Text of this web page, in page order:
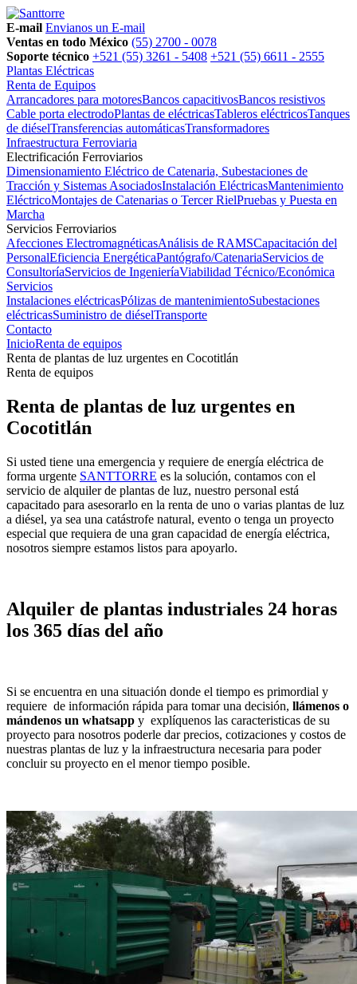
E-mail Envianos un E-mail
Ventas en todo México (55) 2700 - 0078
Soporte técnico +521 (55) 3261 - 5408 +521 (55) 6611 - 2555
Plantas Eléctricas
Renta de Equipos
Arrancadores para motoresBancos capacitivosBancos resistivos
Cable porta electrodoPlantas de eléctricasTableros eléctricosTanques
de diéselTransferencias automáticasTransformadores
Infraestructura Ferroviaria
Electrificación Ferroviarios
Dimensionamiento Eléctrico de Catenaria, Subestaciones de
Tracción y Sistemas AsociadosInstalación EléctricasMantenimiento
EléctricoMontajes de Catenarias o Tercer RielPruebas y Puesta en
Marcha
Servicios Ferroviarios
Afecciones ElectromagnéticasAnálisis de RAMSCapacitación del
PersonalEficiencia EnergéticaPantógrafo/CatenariaServicios de
ConsultoríaServicios de IngenieríaViabilidad Técnico/Económica
Servicios
Instalaciones eléctricasPólizas de mantenimientoSubestaciones
eléctricasSuministro de diéselTransporte
Contacto
InicioRenta de equipos
Renta de plantas de luz urgentes en Cocotitlán
Renta de equipos
Renta de plantas de luz urgentes en
Cocotitlán
Si usted tiene una emergencia y requiere de energía eléctrica de
forma urgente SANTTORRE es la solución, contamos con el
servicio de alquiler de plantas de luz, nuestro personal está
capacitado para asesorarlo en la renta de uno o varias plantas de luz
a diésel, ya sea una catástrofe natural, evento o tenga un proyecto
especial que requiera de una gran capacidad de energía eléctrica,
nosotros siempre estamos listos para apoyarlo.
Alquiler de plantas industriales 24 horas
los 365 días del año
Si se encuentra en una situación donde el tiempo es primordial y
requiere de información rápida para tomar una decisión, llámenos o
mándenos un whatsapp y explíquenos las caracteristicas de su
proyecto para nosotros poderle dar precios, cotizaciones y costos de
nuestras plantas de luz y la infraestructura necesaria para poder
concluir su proyecto en el menor tiempo posible.